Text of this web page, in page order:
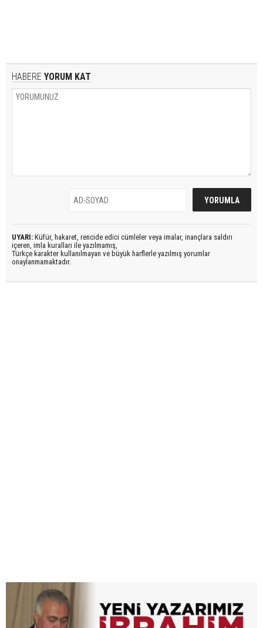
HABERE YORUM KAT
UYARI: Küfür, hakaret, rencide edici cümleler veya imalar, inançlara saldırı
içeren, imla kuralları ile yazılmamış,
Türkçe karakter kullanılmayan ve büyük harflerle yazılmış yorumlar
onaylanmamaktadır.